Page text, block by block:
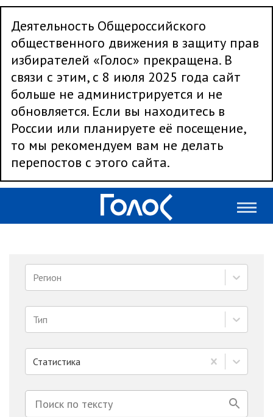
Деятельность Общероссийского
общественного движения в защиту прав
избирателей «Голос» прекращена. В
связи с этим, с 8 июля 2025 года сайт
больше не администрируется и не
обновляется. Если вы находитесь в
России или планируете её посещение,
то мы рекомендуем вам не делать
перепостов с этого сайта.
Регион
Тип
Статистика